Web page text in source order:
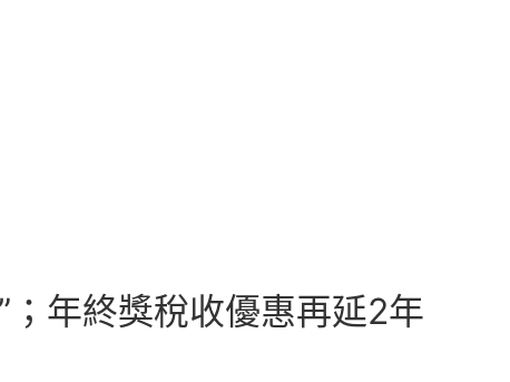
年終獎稅收優惠再延2年